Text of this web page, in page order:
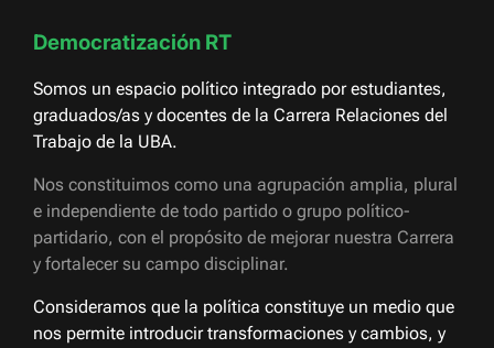
Democratización RT
Somos un espacio político integrado por estudiantes,
graduados/as y docentes de la Carrera Relaciones del
Trabajo de la UBA.
Nos constituimos como una agrupación amplia, plural
e independiente de todo partido o grupo político-
partidario, con el propósito de mejorar nuestra Carrera
y fortalecer su campo disciplinar.
Consideramos que la política constituye un medio que
nos permite introducir transformaciones y cambios, y